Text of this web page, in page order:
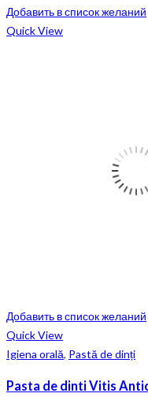
Добавить в список желаний
Quick View
Добавить в список желаний
Quick View
Igiena orală, Pastă de dinți
Pasta de dinti Vitis